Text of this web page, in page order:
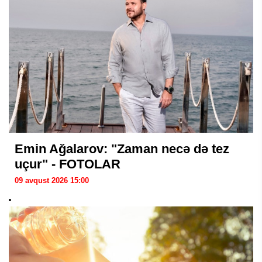
Emin Ağalarov: "Zaman necə də tez
uçur" - FOTOLAR
09 avqust 2026 15:00